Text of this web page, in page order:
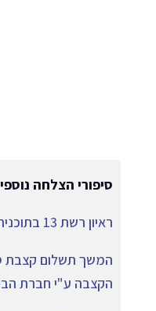
סיפורי הצלחה
ראיון רשת 13 בתוכנית "הכל כלול"
המשך תשלום קצבת
הקצבה ע"י חברת